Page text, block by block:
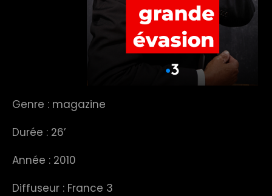
Genre : magazine
Durée : 26’
Année : 2010
Diffuseur : France 3